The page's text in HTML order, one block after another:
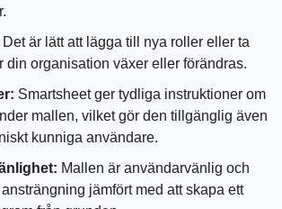
Det är lätt att lägga till nya roller eller ta
din organisation växer eller förändras.
Smartsheet ger tydliga instruktioner om
mallen, vilket gör den tillgänglig även
kunniga användare.
Mallen är användarvänlig och
jämfört med att skapa ett